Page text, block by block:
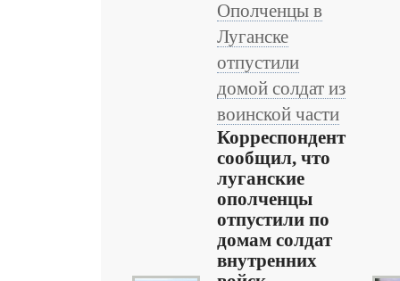
Ополченцы в
Луганске
отпустили
домой солдат из
воинской части
Корреспондент
сообщил, что
луганские
ополченцы
отпустили по
домам солдат
внутренних